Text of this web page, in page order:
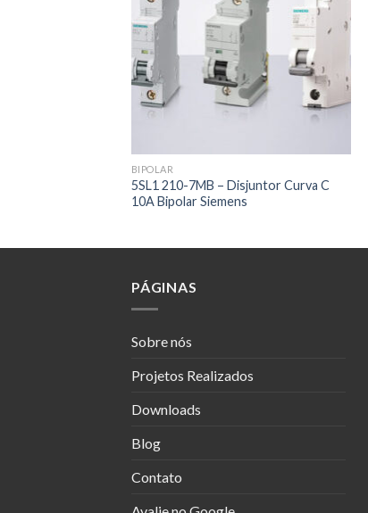
BIPOLAR
5SL1 210-7MB – Disjuntor Curva C
10A Bipolar Siemens
PÁGINAS
Sobre nós
Projetos Realizados
Downloads
Blog
Contato